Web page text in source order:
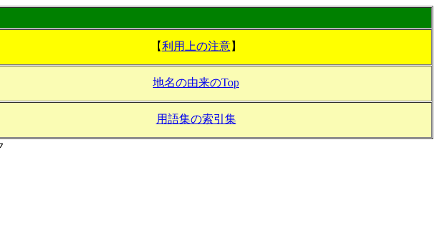
【利用上の注意】
地名の由来のTop
用語集の索引集